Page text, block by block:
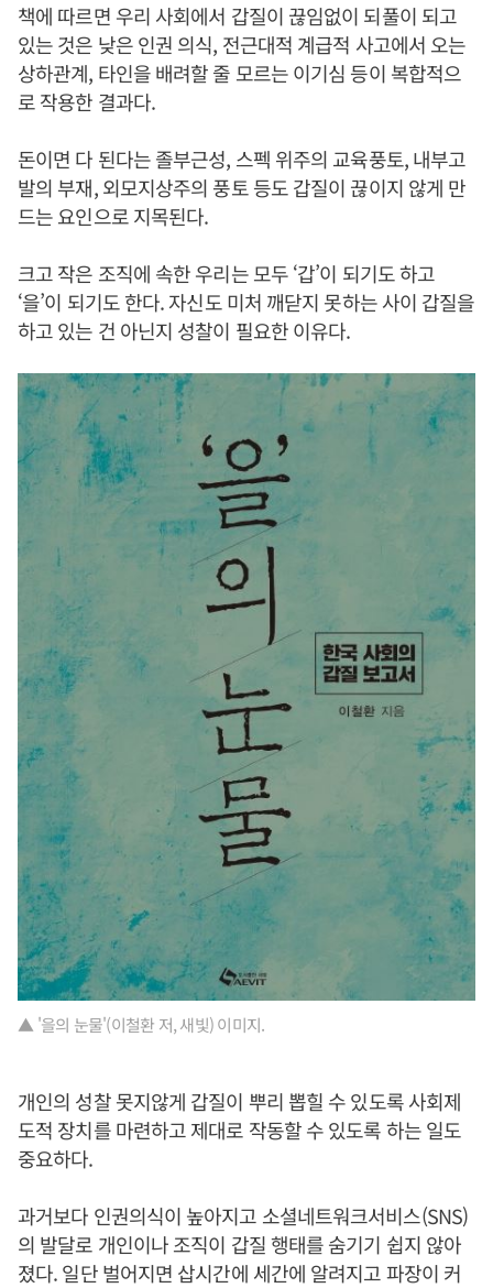
책에 따르면 우리 사회에서 갑질이 끊임없이 되풀이 되고
있는 것은 낮은 인권 의식, 전근대적 계급적 사고에서 오는
상하관계, 타인을 배려할 줄 모르는 이기심 등이 복합적으
로 작용한 결과다.
돈이면 다 된다는 졸부근성, 스펙 위주의 교육풍토, 내부고
발의 부재, 외모지상주의 풍토 등도 갑질이 끊이지 않게 만
드는 요인으로 지목된다.
크고 작은 조직에 속한 우리는 모두 ‘갑’이 되기도 하고
‘을’이 되기도 한다. 자신도 미처 깨닫지 못하는 사이 갑질을
하고 있는 건 아닌지 성찰이 필요한 이유다.
▲ '을의 눈물'(이철환 저, 새빛) 이미지.
개인의 성찰 못지않게 갑질이 뿌리 뽑힐 수 있도록 사회제
도적 장치를 마련하고 제대로 작동할 수 있도록 하는 일도
중요하다.
과거보다 인권의식이 높아지고 소셜네트워크서비스(SNS)
의 발달로 개인이나 조직이 갑질 행태를 숨기기 쉽지 않아
졌다. 일단 벌어지면 삽시간에 세간에 알려지고 파장이 커